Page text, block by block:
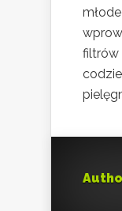
filtrów